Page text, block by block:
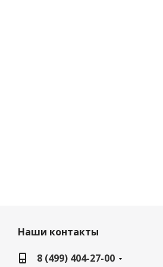
Наши контакты
8 (499) 404-27-00